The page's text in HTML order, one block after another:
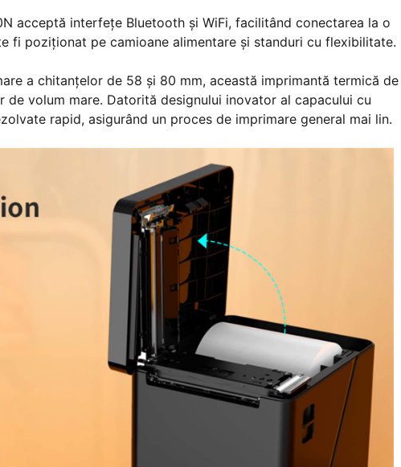
acceptă interfețe Bluetooth și WiFi, facilitând conectarea la o
fi poziționat pe camioane alimentare și standuri cu flexibilitate.
a chitanţelor de 58 şi 80 mm, această imprimantă termică de
volum mare. Datorită designului inovator al capacului cu
rapid, asigurând un proces de imprimare general mai lin.